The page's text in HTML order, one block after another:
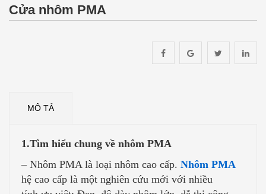
Cửa nhôm PMA
MÔ TẢ
1.Tìm hiểu chung về nhôm PMA
– Nhôm PMA là loại nhôm cao cấp. Nhôm PMA
hệ cao cấp là một nghiên cứu mới với nhiều